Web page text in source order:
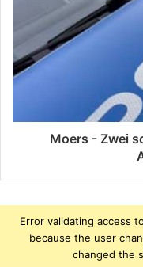
Moers - Zwei
Error validating access
because the user
changed the